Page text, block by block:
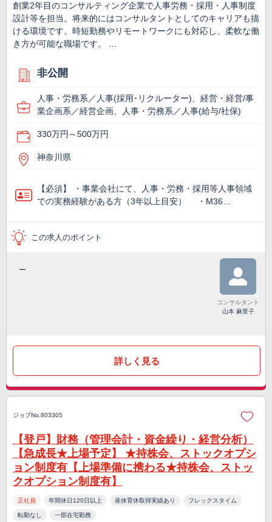
創業2年目のコンサルティング企業で人事労務・採用・人事制度
設計等を担当。将来的にはコンサルタントとしてのキャリアも描
ける環境です。時短勤務やリモートワークにも対応し、柔軟な働
き方が可能な職場です。 …
非公開
人事・労務系／人事(採用･リクルーター)、経営・経営/事
業企画系／経営企画、人事・労務系／人事(給与/社保)
330万円～500万円
神奈川県
【必須】 ・事業会社にて、人事・労務・採用等人事領域
での実務経験がある方（3年以上目安） ・M36…
この求人のポイント
ー
コンサルタント
山本 麻里子
詳しく見る
ジョブNo.803305
【登戸】財務（管理会計・資金繰り・経営分析）
【急成長★上場予定】 ★持株会、ストックオプシ
ョン制度有【上場準備に携わる★持株会、ストッ
クオプション制度有】
正社員 年間休日120日以上 産休育休取得実績あり フレックスタイム
転勤なし 一部在宅勤務